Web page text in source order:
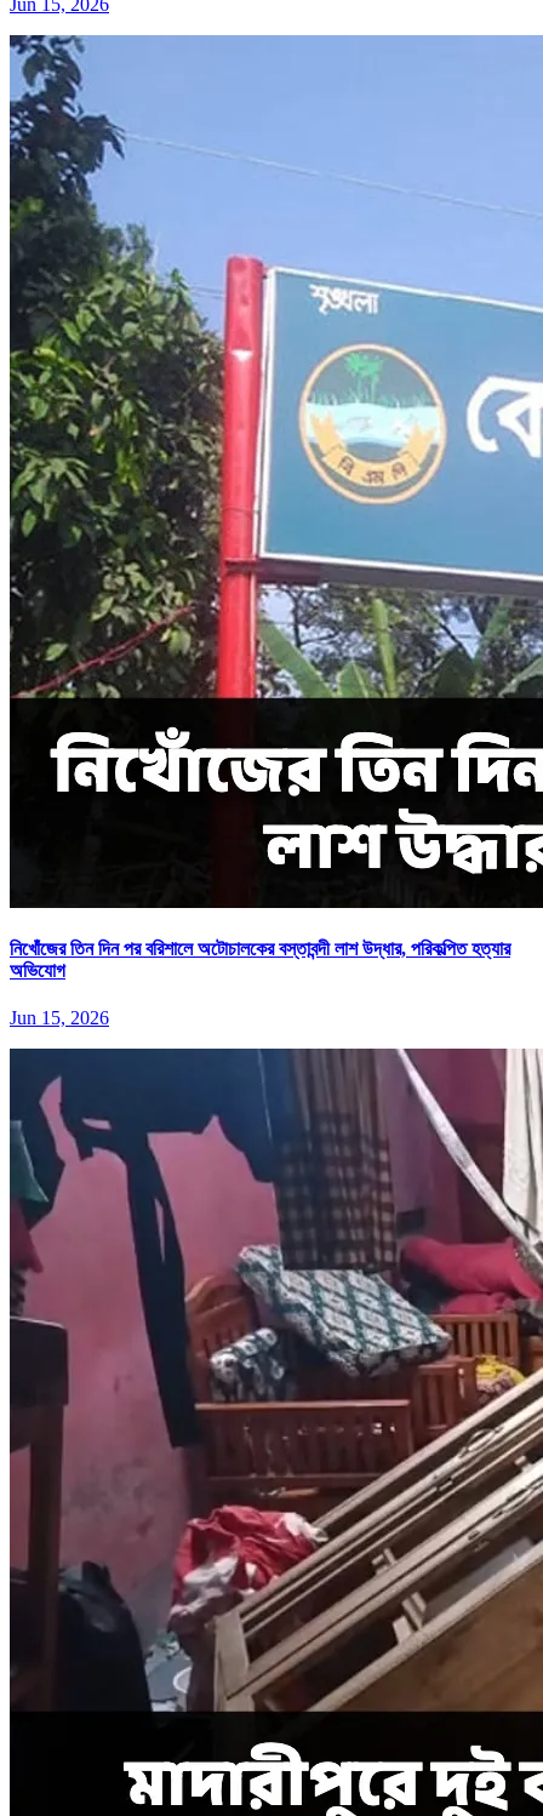
নিখোঁজের তিন দিন পর বরিশালে অটোচালকের বস্তাবন্দী লাশ উদ্ধার, পরিকল্পিত হত্যার
অভিযোগ
Jun 15, 2026